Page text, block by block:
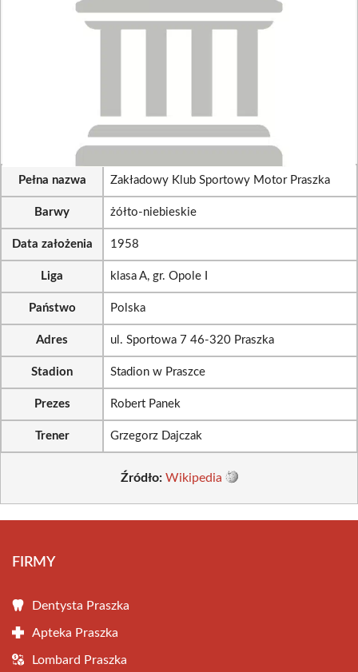
Pełna nazwa Zakładowy Klub Sportowy Motor Praszka
Barwy żółto-niebieskie
Data założenia 1958
Liga klasa A, gr. Opole I
Państwo Polska
Adres ul. Sportowa 7 46-320 Praszka
Stadion Stadion w Praszce
Prezes Robert Panek
Trener Grzegorz Dajczak
Źródło: Wikipedia
FIRMY
Dentysta Praszka
Apteka Praszka
Lombard Praszka